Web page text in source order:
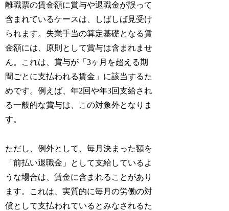
離職票の賃金額に賞与や退職金が誤って
含まれているケースは、しばしば見受け
られます。失業手当の算定基礎となる賃
金額には、原則として賞与は含まれませ
ん。これは、賞与が「3ヶ月を超える期
間ごとに支払われる賃金」に該当するた
めです。例えば、年2回や年3回支給され
る一般的な賞与は、この対象外となりま
す。
ただし、例外として、毎月決まった額を
「前払い退職金」として支給しているよ
うな場合は、賃金に含まれることがあり
ます。これは、実質的に毎月の労働の対
償として支払われているとみなされるた